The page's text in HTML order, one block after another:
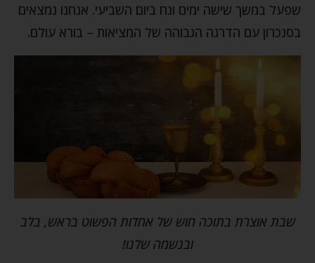
שפעל במשך שישה ימים ונח ביום השביעי. אנחנו נמצאים
בסנכרון עם הדרגה הגבוהה של המציאות – בורא עולם.
שבת אוצרת בתוכה חוש של אחדות הפשוט בראש, בלב
ובנשמה שלנו!